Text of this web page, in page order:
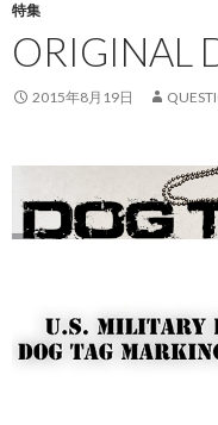
キ
ッ
プ
特集
ORIGINAL
2015年8月19日